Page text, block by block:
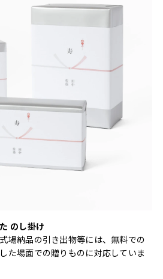
のし掛け
場納品の引き出物等には、無料での
た場面での贈りものに対応していま